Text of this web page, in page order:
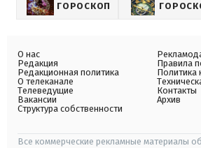
ГОРОСКОП
О нас
Редакция
Редакционная политика
О телеканале
Телеведущие
Вакансии
Структура собственности
Правила
Политика
Контакты
Архив
Все коммерческие рекламные материалы